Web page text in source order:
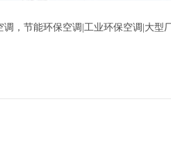
，节能环保空调|工业环保空调|大